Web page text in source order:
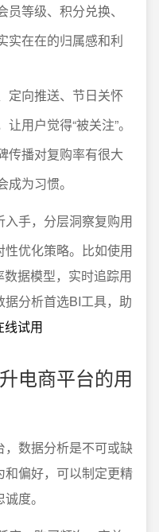
员等级、积分兑换、
实在在的归属感和利
定向推送、节日关怀
用户觉得“被关注”。
传播对复购率有很大
为习惯。
手，分层洞察复购用
优化策略。比如使用
据模型，实时追踪用
分析首选BI工具，助
线试用
电商平台的用
数据分析是不可或缺
偏好，可以制定更精
度。